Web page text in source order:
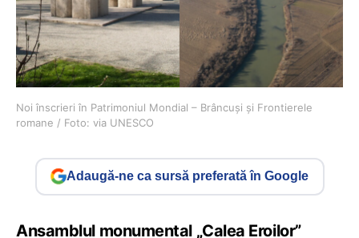
Noi înscrieri în Patrimoniul Mondial – Brâncuși și Frontierele
romane / Foto: via UNESCO
Adaugă-ne ca sursă preferată în Google
Ansamblul monumental „Calea Eroilor”